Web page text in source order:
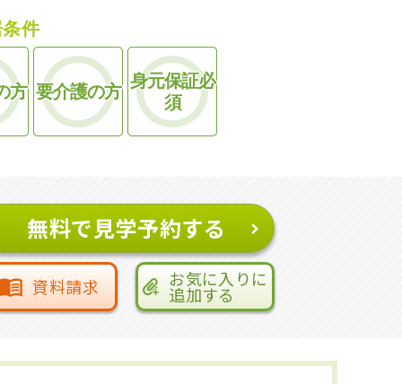
件
方 要介護の方 身元保証必
須
無料で見学予約する
資料請求 お気に入りに
追加する